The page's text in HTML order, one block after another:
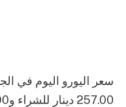
سعر اليورو اليوم في
257.00 دينار للشراء و259.00 دينار للبيع.